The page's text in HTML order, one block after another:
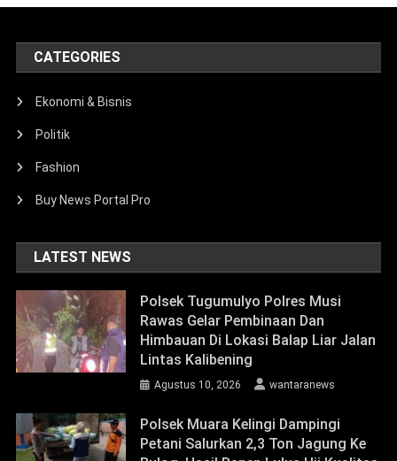
CATEGORIES
Ekonomi & Bisnis
Politik
Fashion
Buy News Portal Pro
LATEST NEWS
Polsek Tugumulyo Polres Musi
Rawas Gelar Pembinaan Dan
Himbauan Di Lokasi Balap Liar Jalan
Lintas Kalibening
Agustus 10, 2026 wantaranews
Polsek Muara Kelingi Dampingi
Petani Salurkan 2,3 Ton Jagung Ke